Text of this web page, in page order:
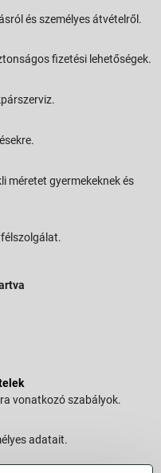
és személyes átvételről.
fizetési lehetőségek.
méretet gyermekeknek és
vonatkozó szabályok.
adatait.